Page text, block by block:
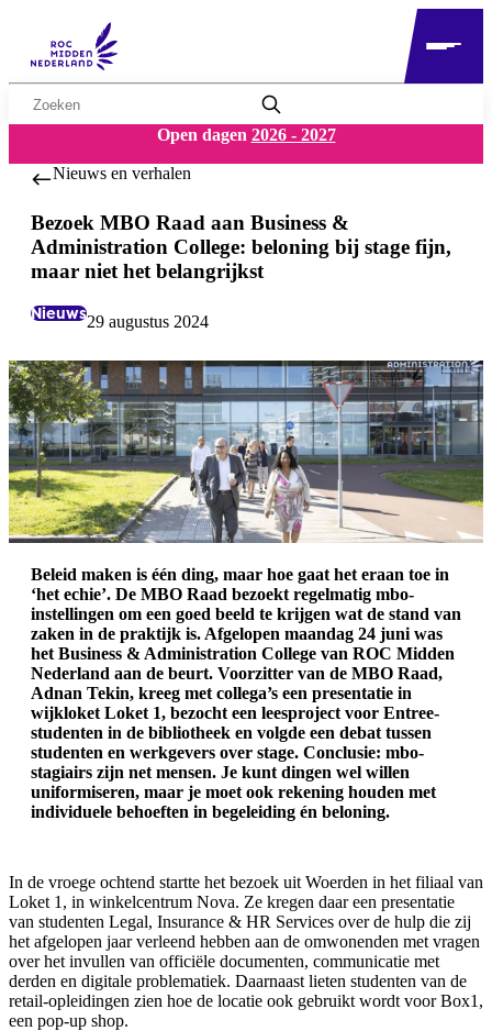
Zoekwoord
Open dagen 2026 - 2027
Nieuws en verhalen
Bezoek MBO Raad aan Business &
Administration College: beloning bij stage fijn,
maar niet het belangrijkst
Nieuws29 augustus 2024
Beleid maken is één ding, maar hoe gaat het eraan toe in
‘het echie’. De MBO Raad bezoekt regelmatig mbo-
instellingen om een goed beeld te krijgen wat de stand van
zaken in de praktijk is. Afgelopen maandag 24 juni was
het Business & Administration College van ROC Midden
Nederland aan de beurt. Voorzitter van de MBO Raad,
Adnan Tekin, kreeg met collega’s een presentatie in
wijkloket Loket 1, bezocht een leesproject voor Entree-
studenten in de bibliotheek en volgde een debat tussen
studenten en werkgevers over stage. Conclusie: mbo-
stagiairs zijn net mensen. Je kunt dingen wel willen
uniformiseren, maar je moet ook rekening houden met
individuele behoeften in begeleiding én beloning.
In de vroege ochtend startte het bezoek uit Woerden in het filiaal van
Loket 1, in winkelcentrum Nova. Ze kregen daar een presentatie
van studenten Legal, Insurance & HR Services over de hulp die zij
het afgelopen jaar verleend hebben aan de omwonenden met vragen
over het invullen van officiële documenten, communicatie met
derden en digitale problematiek. Daarnaast lieten studenten van de
retail-opleidingen zien hoe de locatie ook gebruikt wordt voor Box1,
een pop-up shop.